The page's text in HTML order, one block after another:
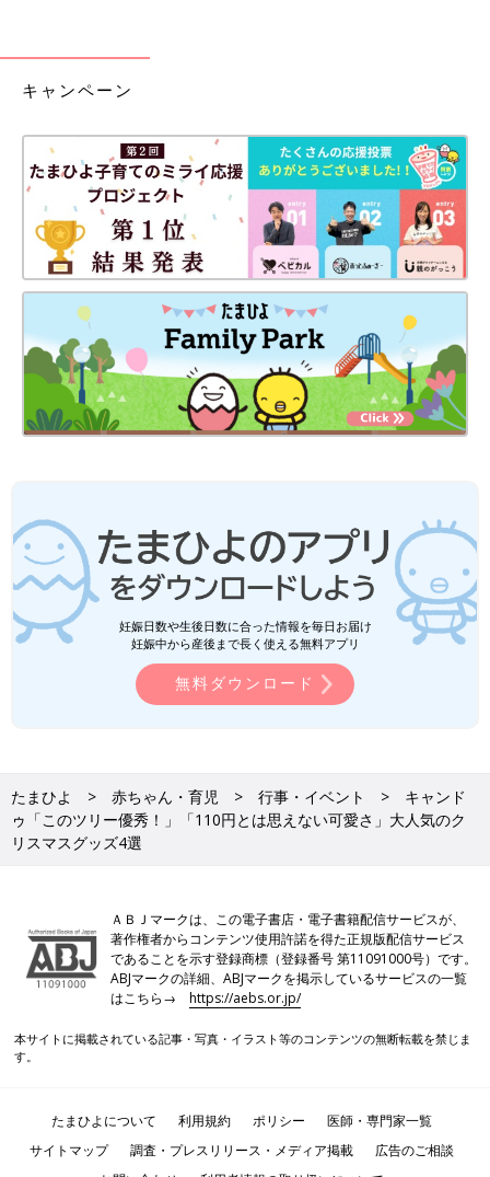
キャンペーン
妊娠日数や生後日数に合った情報を毎日お届け
妊娠中から産後まで長く使える無料アプリ
無料ダウンロード
たまひよ 赤ちゃん・育児 行事・イベント
キャンド
ゥ「このツリー優秀！」「110円とは思えない可愛さ」大人気のク
リスマスグッズ4選
ＡＢＪマークは、この電子書店・電子書籍配信サービスが、
著作権者からコンテンツ使用許諾を得た正規版配信サービス
であることを示す登録商標（登録番号 第11091000号）です。
ABJマークの詳細、ABJマークを掲示しているサービスの一覧
はこちら→https://aebs.or.jp/
本サイトに掲載されている記事・写真・イラスト等のコンテンツの無断転載を禁じま
す。
たまひよについて 利用規約 ポリシー
医師・専門家一覧
サイトマップ
調査・プレスリリース・メディア掲載
広告のご相談